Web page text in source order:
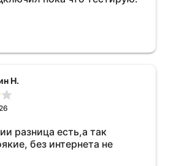
Н.
разница есть,а так
без интернета не